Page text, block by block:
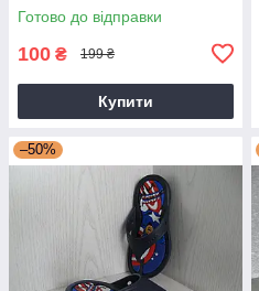
Готово до відправки
100 ₴ 199 ₴
Купити
–50%